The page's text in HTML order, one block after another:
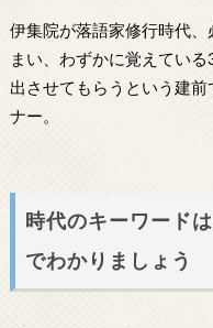
伊集院が落語家修行時代
まい、わずかに覚えてい
出させてもらうという建
ナー。
時代のキーワード
でわかりましょう